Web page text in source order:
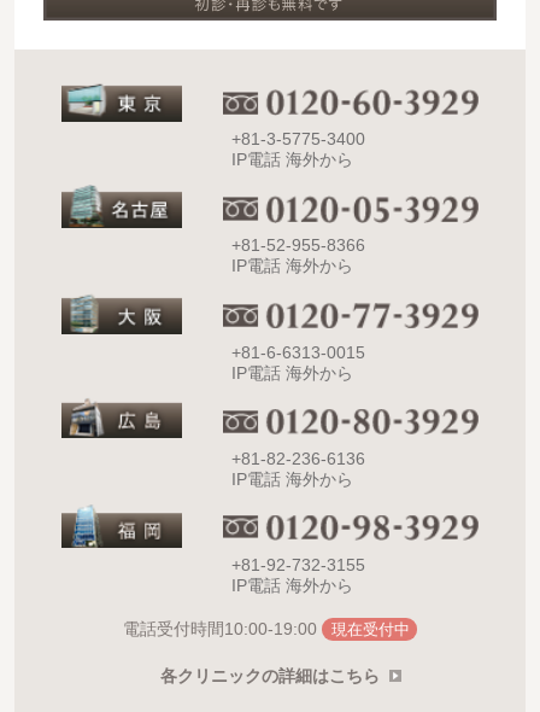
+81-3-5775-3400
IP電話 海外から
+81-52-955-8366
IP電話 海外から
+81-6-6313-0015
IP電話 海外から
+81-82-236-6136
IP電話 海外から
+81-92-732-3155
IP電話 海外から
電話受付時間10:00-19:00 現在受付中
各クリニックの詳細はこちら